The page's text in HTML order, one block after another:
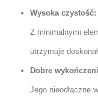
Wysoka czystość:
Z minimalnymi
utrzymuje
Dobre
Jego nieodłączne